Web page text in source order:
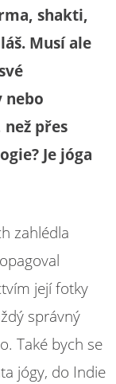
shakti,
Musí ale
nebo
přes
Je jóga
zahlédla
její fotky
správný
Také bych se
jógy, do Indie